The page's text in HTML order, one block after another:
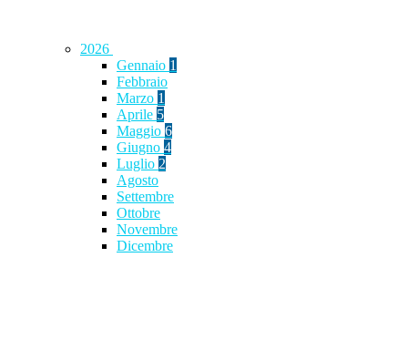
2026
Gennaio 1
Febbraio
Marzo 1
Aprile 5
Maggio 6
Giugno 4
Luglio 2
Agosto
Settembre
Ottobre
Novembre
Dicembre